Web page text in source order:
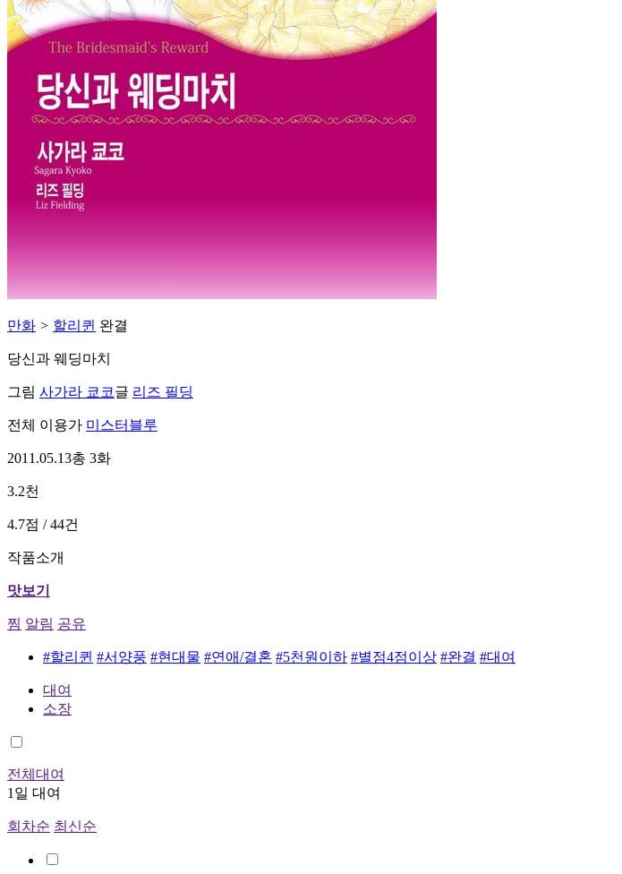
만화 > 할리퀸 완결
당신과 웨딩마치
그림 사가라 쿄코글 리즈 필딩
전체 이용가 미스터블루
2011.05.13총 3화
3.2천
4.7점 / 44건
작품소개
맛보기
찜 알림 공유
#할리퀸 #서양풍 #현대물 #연애/결혼 #5천원이하 #별점4점이상 #완결 #대여
대여
소장
전체대여
1일 대여
회차순 최신순